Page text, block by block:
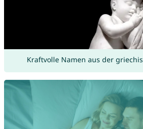
Kraftvolle Namen aus der